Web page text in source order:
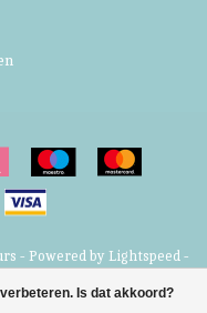
Is dat akkoord?
- Powered by Lightspeed -